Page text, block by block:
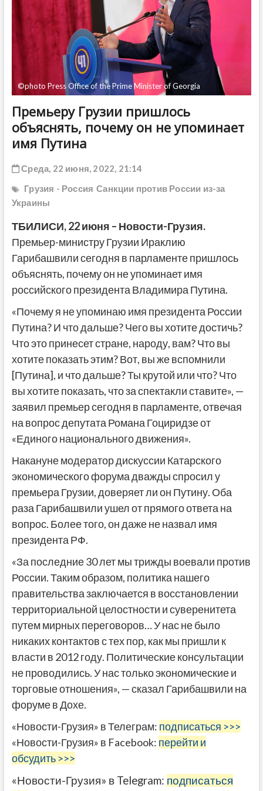
©photo Press Office of the Prime Minister of Georgia
Премьеру Грузии пришлось
объяснять, почему он не упоминает
имя Путина
Среда, 22 июня, 2022, 21:14
Грузия - Россия Санкции против России из-за
Украины
ТБИЛИСИ, 22 июня – Новости-Грузия.
Премьер-министру Грузии Ираклию
Гарибашвили сегодня в парламенте пришлось
объяснять, почему он не упоминает имя
российского президента Владимира Путина.
«Почему я не упоминаю имя президента России
Путина? И что дальше? Чего вы хотите достичь?
Что это принесет стране, народу, вам? Что вы
хотите показать этим? Вот, вы же вспомнили
[Путина], и что дальше? Ты крутой или что? Что
вы хотите показать, что за спектакли ставите», —
заявил премьер сегодня в парламенте, отвечая
на вопрос депутата Романа Гоциридзе от
«Единого национального движения».
Накануне модератор дискуссии Катарского
экономического форума дважды спросил у
премьера Грузии, доверяет ли он Путину. Оба
раза Гарибашвили ушел от прямого ответа на
вопрос. Более того, он даже не назвал имя
президента РФ.
«За последние 30 лет мы трижды воевали против
России. Таким образом, политика нашего
правительства заключается в восстановлении
территориальной целостности и суверенитета
путем мирных переговоров… У нас не было
никаких контактов с тех пор, как мы пришли к
власти в 2012 году. Политические консультации
не проводились. У нас только экономические и
торговые отношения», — сказал Гарибашвили на
форуме в Дохе.
«Новости-Грузия» в Телеграм: подписаться >>>
«Новости-Грузия» в Facebook: перейти и
обсудить >>>
«Новости-Грузия» в Telegram: подписаться